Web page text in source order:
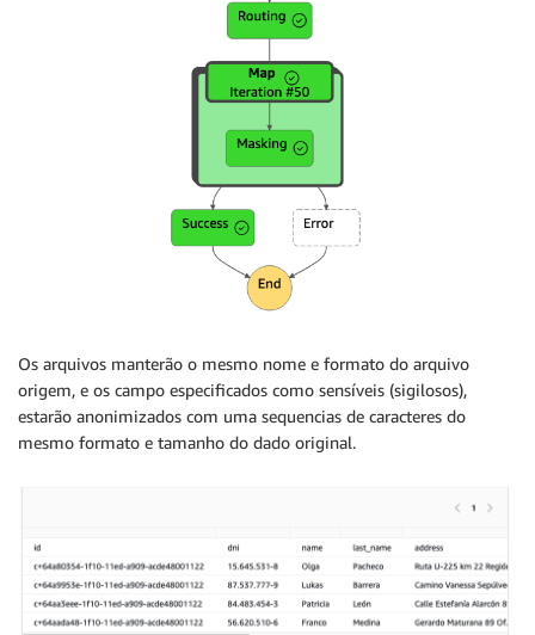
Os arquivos manterão o mesmo nome e formato do arquivo
origem, e os campo especificados como sensíveis (sigilosos),
estarão anonimizados com uma sequencias de caracteres do
mesmo formato e tamanho do dado original.